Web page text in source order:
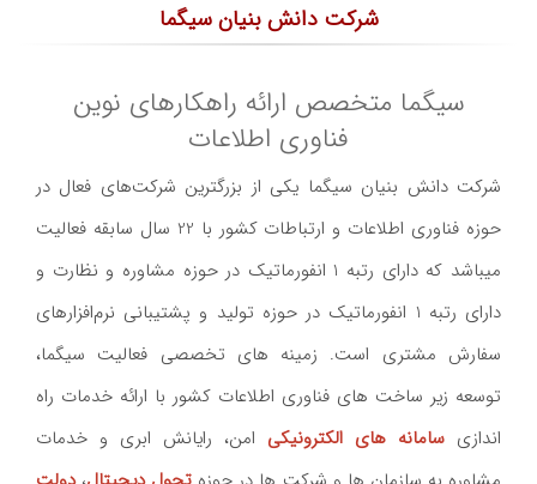
شرکت دانش بنیان سیگما
سیگما متخصص ارائه راهکارهای نوین
فناوری اطلاعات
شرکت دانش بنیان سيگما يکی از بزرگترین شرکت‌های فعال در
حوزه فناوری اطلاعات و ارتباطات کشور با 22 سال سابقه فعاليت
میباشد که دارای رتبه 1 انفورماتيک در حوزه مشاوره و نظارت و
دارای رتبه 1 انفورماتيک در حوزه توليد و پشتيبانی نرم‌افزارهای
سفارش مشتری است. زمینه های تخصصی فعالیت سیگما،
توسعه زیر ساخت های فناوری اطلاعات کشور با ارائه خدمات راه
اندازی سامانه های الکترونیکی امن، رایانش ابری و خدمات